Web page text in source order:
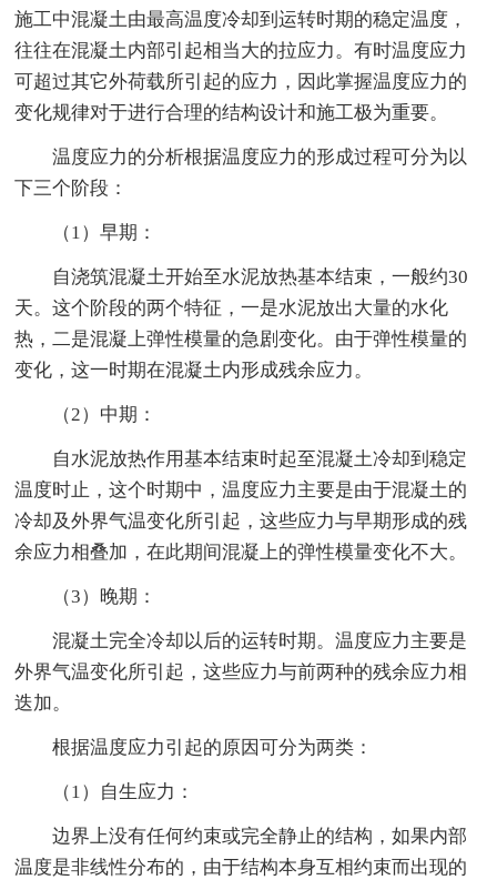
施工中混凝土由最高温度冷却到运转时期的稳定温度，
往往在混凝土内部引起相当大的拉应力。有时温度应力
可超过其它外荷载所引起的应力，因此掌握温度应力的
变化规律对于进行合理的结构设计和施工极为重要。
温度应力的分析根据温度应力的形成过程可分为以
下三个阶段：
（1）早期：
自浇筑混凝土开始至水泥放热基本结束，一般约30
天。这个阶段的两个特征，一是水泥放出大量的水化
热，二是混凝上弹性模量的急剧变化。由于弹性模量的
变化，这一时期在混凝土内形成残余应力。
（2）中期：
自水泥放热作用基本结束时起至混凝土冷却到稳定
温度时止，这个时期中，温度应力主要是由于混凝土的
冷却及外界气温变化所引起，这些应力与早期形成的残
余应力相叠加，在此期间混凝上的弹性模量变化不大。
（3）晚期：
混凝土完全冷却以后的运转时期。温度应力主要是
外界气温变化所引起，这些应力与前两种的残余应力相
迭加。
根据温度应力引起的原因可分为两类：
（1）自生应力：
边界上没有任何约束或完全静止的结构，如果内部
温度是非线性分布的，由于结构本身互相约束而出现的